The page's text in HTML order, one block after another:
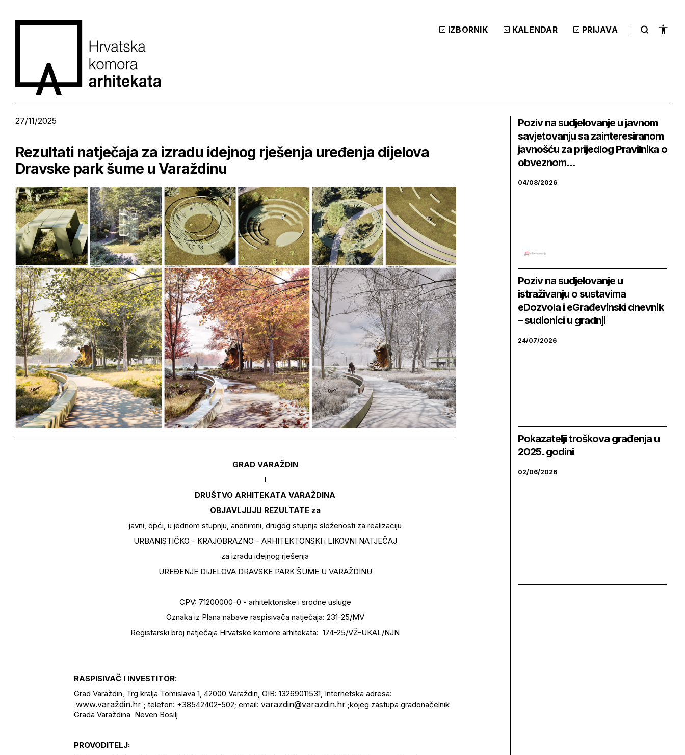
IZBORNIK KALENDAR PRIJAVA
27/11/2025
Rezultati natječaja za izradu idejnog rješenja uređenja dijelova
Dravske park šume u Varaždinu
GRAD VARAŽDIN
I
DRUŠTVO ARHITEKATA VARAŽDINA
OBJAVLJUJU REZULTATE za
javni, opći, u jednom stupnju, anonimni, drugog stupnja složenosti za realizaciju
URBANISTIČKO - KRAJOBRAZNO - ARHITEKTONSKI i LIKOVNI NATJEČAJ
za izradu idejnog rješenja
UREĐENJE DIJELOVA DRAVSKE PARK ŠUME U VARAŽDINU
CPV: 71200000-0 - arhitektonske i srodne usluge
Oznaka iz Plana nabave raspisivača natječaja: 231-25/MV
Registarski broj natječaja Hrvatske komore arhitekata: 174-25/VŽ-UKAL/NJN
RASPISIVAČ I INVESTITOR:
Grad Varaždin, Trg kralja Tomislava 1, 42000 Varaždin, OIB: 13269011531, Internetska adresa:
www.varaždin.hr ; telefon: +38542402-502; email: varazdin@varazdin.hr ;kojeg zastupa gradonačelnik
Grada Varaždina Neven Bosilj
PROVODITELJ:
Poziv na sudjelovanje u javnom
savjetovanju sa zainteresiranom
javnošću za prijedlog Pravilnika o
obveznom...
04/08/2026
Poziv na sudjelovanje u
istraživanju o sustavima
eDozvola i eGrađevinski dnevnik
– sudionici u gradnji
24/07/2026
Pokazatelji troškova građenja u
2025. godini
02/06/2026